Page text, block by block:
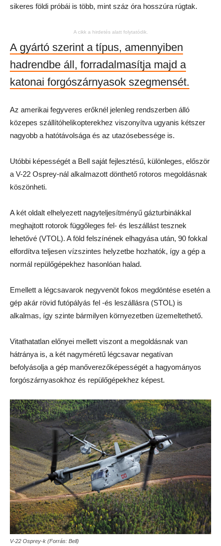
sikeres földi próbái is több, mint száz óra hosszúra rúgtak.
A cikk a hirdetés alatt folytatódik.
A gyártó szerint a típus, amennyiben
hadrendbe áll, forradalmasítja majd a
katonai forgószárnyasok szegmensét.
Az amerikai fegyveres erőknél jelenleg rendszerben álló
közepes szállítóhelikopterekhez viszonyítva ugyanis kétszer
nagyobb a hatótávolsága és az utazósebessége is.
Utóbbi képességét a Bell saját fejlesztésű, különleges, először
a V-22 Osprey-nál alkalmazott dönthető rotoros megoldásnak
köszönheti.
A két oldalt elhelyezett nagyteljesítményű gázturbinákkal
meghajtott rotorok függőleges fel- és leszállást tesznek
lehetővé (VTOL). A föld felszínének elhagyása után, 90 fokkal
elfordítva teljesen vízszintes helyzetbe hozhatók, így a gép a
normál repülőgépekhez hasonlóan halad.
Emellett a légcsavarok negyvenöt fokos megdöntése esetén a
gép akár rövid futópályás fel -és leszállásra (STOL) is
alkalmas, így szinte bármilyen környezetben üzemeltethető.
Vitathatatlan előnyei mellett viszont a megoldásnak van
hátránya is, a két nagyméretű légcsavar negatívan
befolyásolja a gép manőverezőképességét a hagyományos
forgószárnyasokhoz és repülőgépekhez képest.
V-22 Osprey-k (Forrás: Bell)